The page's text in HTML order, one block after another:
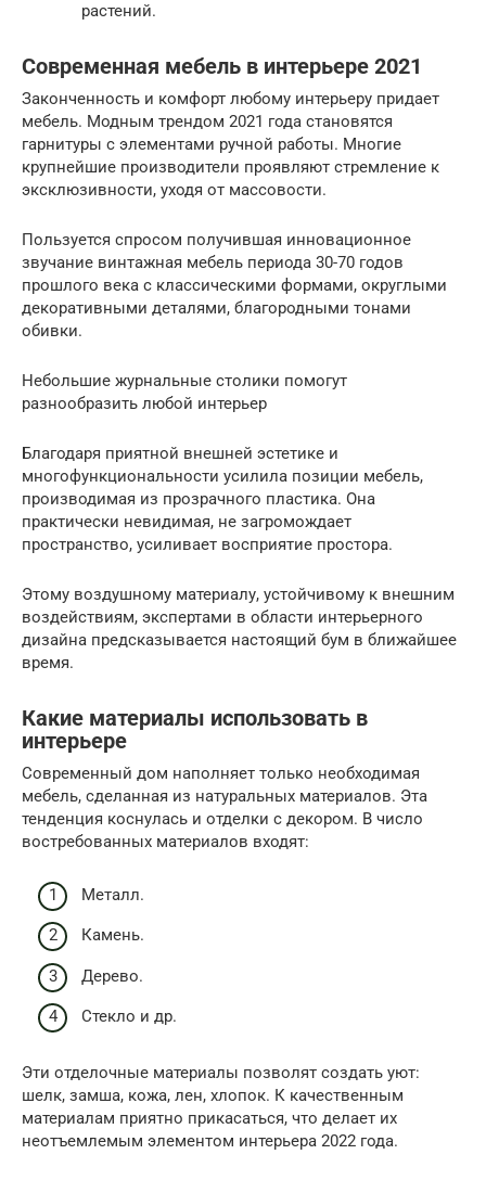
растений.
Современная мебель в интерьере 2021
Законченность и комфорт любому интерьеру придает
мебель. Модным трендом 2021 года становятся
гарнитуры с элементами ручной работы. Многие
крупнейшие производители проявляют стремление к
эксклюзивности, уходя от массовости.
Пользуется спросом получившая инновационное
звучание винтажная мебель периода 30-70 годов
прошлого века с классическими формами, округлыми
декоративными деталями, благородными тонами
обивки.
Небольшие журнальные столики помогут
разнообразить любой интерьер
Благодаря приятной внешней эстетике и
многофункциональности усилила позиции мебель,
производимая из прозрачного пластика. Она
практически невидимая, не загромождает
пространство, усиливает восприятие простора.
Этому воздушному материалу, устойчивому к внешним
воздействиям, экспертами в области интерьерного
дизайна предсказывается настоящий бум в ближайшее
время.
Какие материалы использовать в
интерьере
Современный дом наполняет только необходимая
мебель, сделанная из натуральных материалов. Эта
тенденция коснулась и отделки с декором. В число
востребованных материалов входят:
Металл.
Камень.
Дерево.
Стекло и др.
Эти отделочные материалы позволят создать уют:
шелк, замша, кожа, лен, хлопок. К качественным
материалам приятно прикасаться, что делает их
неотъемлемым элементом интерьера 2022 года.